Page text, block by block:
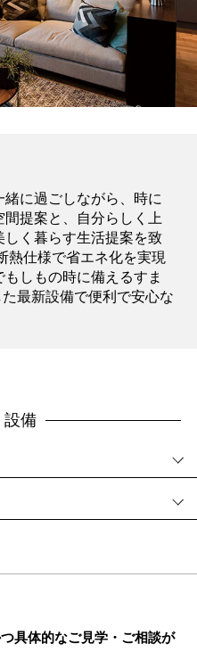
に過ごしながら、時に
提案と、自分らしく上
く暮らす生活提案を致
熱仕様で省エネ化を実現
しもの時に備えるすま
最新設備で便利で安心な
設備
具体的なご見学・ご相談が